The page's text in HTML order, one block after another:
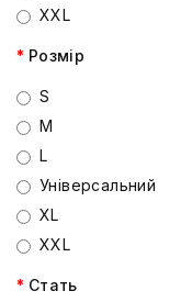
XXL
Розмір
S
M
L
Універсальний
XL
XXL
Стать